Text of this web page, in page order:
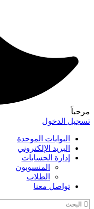
مرحباً
تسجيل الدخول
البوابات الموحدة
البريد الإلكتروني
إدارة الحسابات
المنسوبون
الطلاب
تواصل معنا